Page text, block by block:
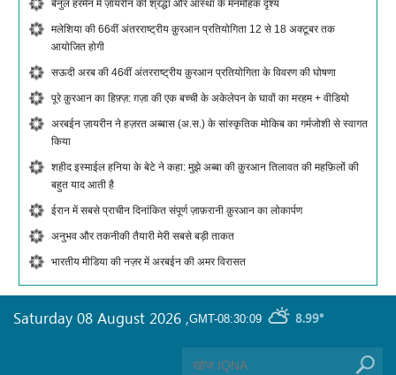
बैनुल हरमैन में ज़ायरीन की श्रद्धा और आस्था के मनमोहक दृश्य
मलेशिया की 66वीं अंतरराष्ट्रीय क़ुरआन प्रतियोगिता 12 से 18 अक्टूबर तक
आयोजित होगी
सऊदी अरब की 46वीं अंतरराष्ट्रीय क़ुरआन प्रतियोगिता के विवरण की घोषणा
पूरे क़ुरआन का हिफ़्ज़: ग़ज़ा की एक बच्ची के अकेलेपन के घावों का मरहम + वीडियो
अरबईन ज़ायरीन ने हज़रत अब्बास (अ.स.) के सांस्कृतिक मोकिब का गर्मजोशी से स्वागत
किया
शहीद इस्माईल हनिया के बेटे ने कहा: मुझे अब्बा की क़ुरआन तिलावत की महफ़िलों की
बहुत याद आती है
ईरान में सबसे प्राचीन दिनांकित संपूर्ण ज़ाफ़रानी क़ुरआन का लोकार्पण
अनुभव और तकनीकी तैयारी मेरी सबसे बड़ी ताकत
भारतीय मीडिया की नज़र में अरबईन की अमर विरासत
GMT-08:30:09 8.99°
Saturday 08 August 2026 ,